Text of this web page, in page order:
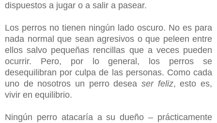
dispuestos a jugar o a salir a pasear.
Los perros no tienen ningún lado oscuro. No es para
nada normal que sean agresivos o que peleen entre
ellos salvo pequeñas rencillas que a veces pueden
ocurrir. Pero, por lo general, los perros se
desequilibran por culpa de las personas. Como cada
uno de nosotros un perro desea ser feliz, esto es,
vivir en equilibrio.
Ningún perro atacaría a su dueño – prácticamente